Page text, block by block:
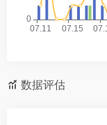
数据评估